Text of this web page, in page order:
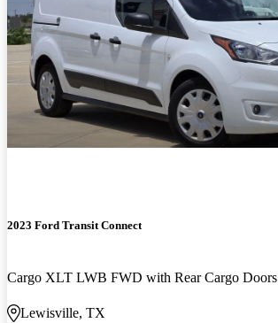
2023 Ford Transit Connect
Cargo XLT LWB FWD with Rear Cargo Doors
Lewisville, TX